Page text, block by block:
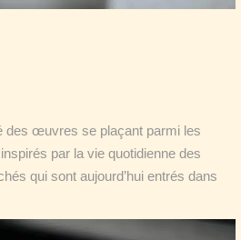
des œuvres se plaçant parmi les
par la vie quotidienne des
qui sont aujourd’hui entrés dans